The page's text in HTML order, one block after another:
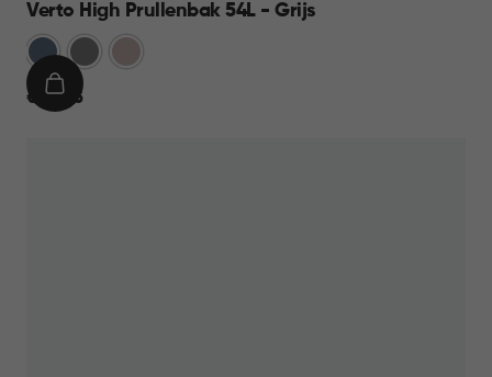
Verto High Prullenbak 54L - Grijs
BlauwGrijs Rose
€
€ 44,95
IN